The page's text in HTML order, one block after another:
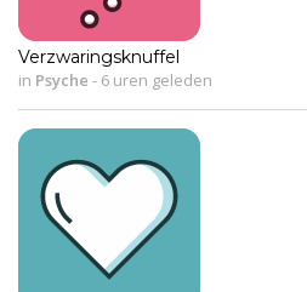
Verzwaringsknuffel
in Psyche - 6 uren geleden